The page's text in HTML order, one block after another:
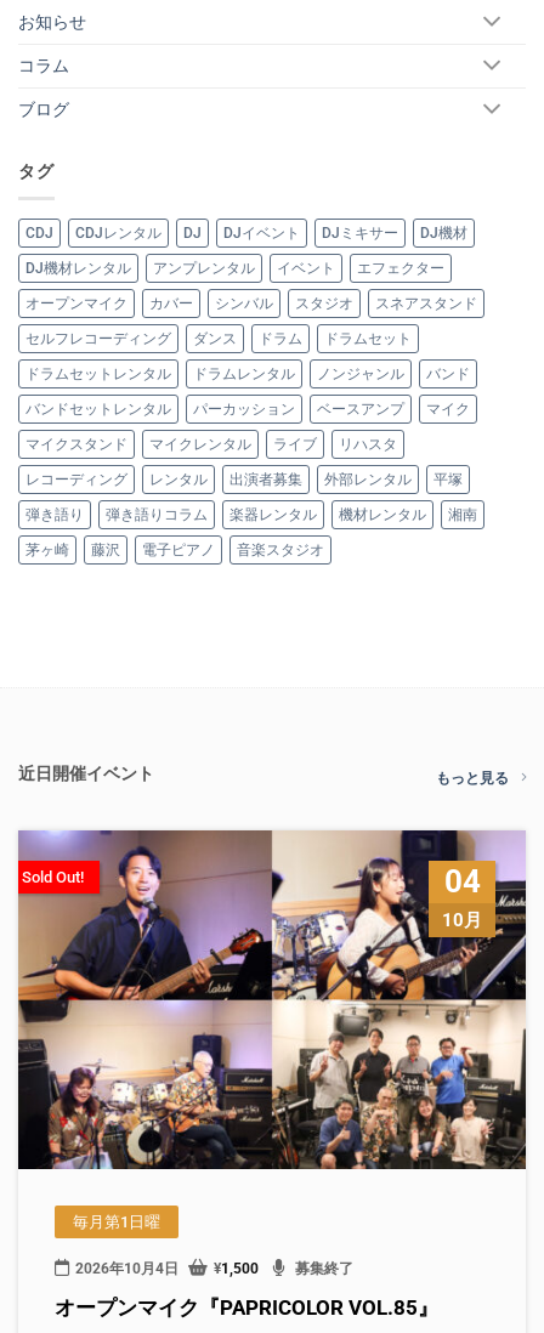
お知らせ
コラム
ブログ
タグ
CDJ CDJレンタル DJ DJイベント DJミキサー DJ機材
DJ機材レンタル アンプレンタル イベント エフェクター
オープンマイク カバー シンバル スタジオ スネアスタンド
セルフレコーディング ダンス ドラム ドラムセット
ドラムセットレンタル ドラムレンタル ノンジャンル バンド
バンドセットレンタル パーカッション ベースアンプ マイク
マイクスタンド マイクレンタル ライブ リハスタ
レコーディング レンタル 出演者募集 外部レンタル 平塚
弾き語り 弾き語りコラム 楽器レンタル 機材レンタル 湘南
茅ヶ崎 藤沢 電子ピアノ 音楽スタジオ
近日開催イベント もっと見る
04
10月
Sold Out!
毎月第1日曜
2026年10月4日 ¥1,500 募集終了
オープンマイク『PAPRICOLOR VOL.85』